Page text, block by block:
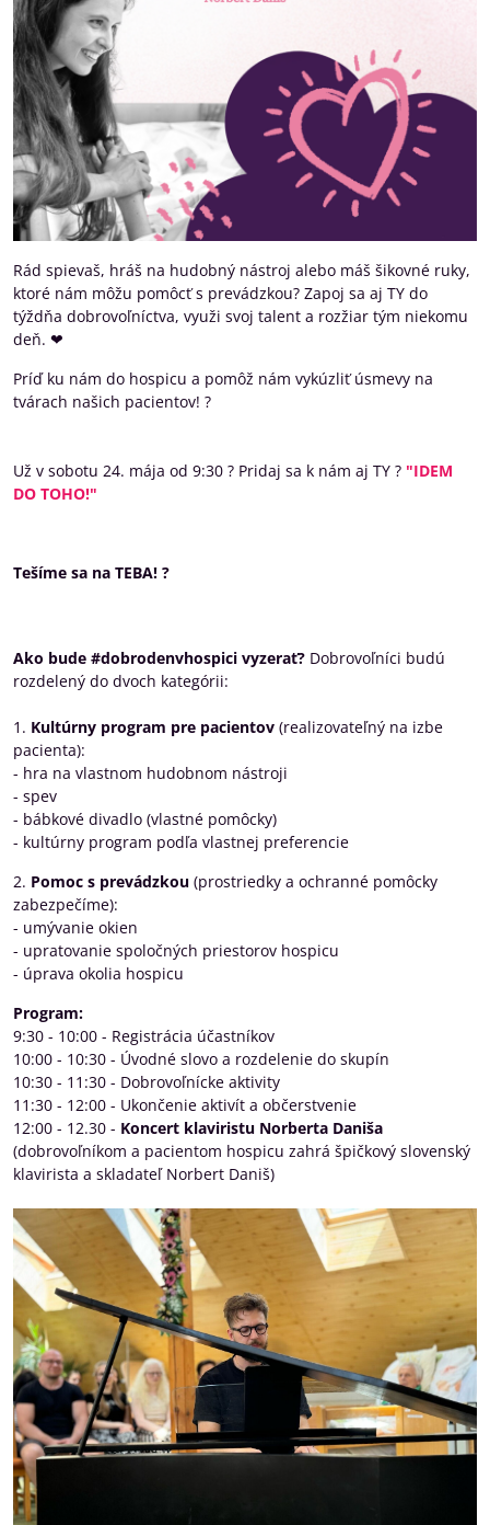
Rád spievaš, hráš na hudobný nástroj alebo máš šikovné ruky,
ktoré nám môžu pomôcť s prevádzkou? Zapoj sa aj TY do
týždňa dobrovoľníctva, využi svoj talent a rozžiar tým niekomu
deň. ❤
Príď ku nám do hospicu a pomôž nám vykúzliť úsmevy na
tvárach našich pacientov! ?
Už v sobotu 24. mája od 9:30 ? Pridaj sa k nám aj TY ? "IDEM
DO TOHO!"
Tešíme sa na TEBA! ?
Ako bude #dobrodenvhospici vyzerať? Dobrovoľníci budú
rozdelený do dvoch kategórii:
1. Kultúrny program pre pacientov (realizovateľný na izbe
pacienta):
- hra na vlastnom hudobnom nástroji
- spev
- bábkové divadlo (vlastné pomôcky)
- kultúrny program podľa vlastnej preferencie
2. Pomoc s prevádzkou (prostriedky a ochranné pomôcky
zabezpečíme):
- umývanie okien
- upratovanie spoločných priestorov hospicu
- úprava okolia hospicu
Program:
9:30 - 10:00 - Registrácia účastníkov
10:00 - 10:30 - Úvodné slovo a rozdelenie do skupín
10:30 - 11:30 - Dobrovoľnícke aktivity
11:30 - 12:00 - Ukončenie aktivít a občerstvenie
12:00 - 12.30 - Koncert klaviristu Norberta Daniša
(dobrovoľníkom a pacientom hospicu zahrá špičkový slovenský
klavirista a skladateľ Norbert Daniš)